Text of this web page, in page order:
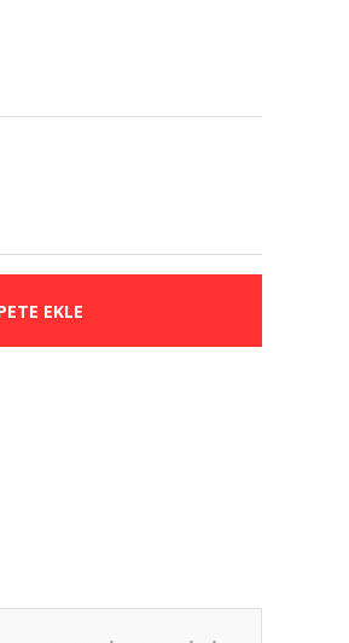
EKLE